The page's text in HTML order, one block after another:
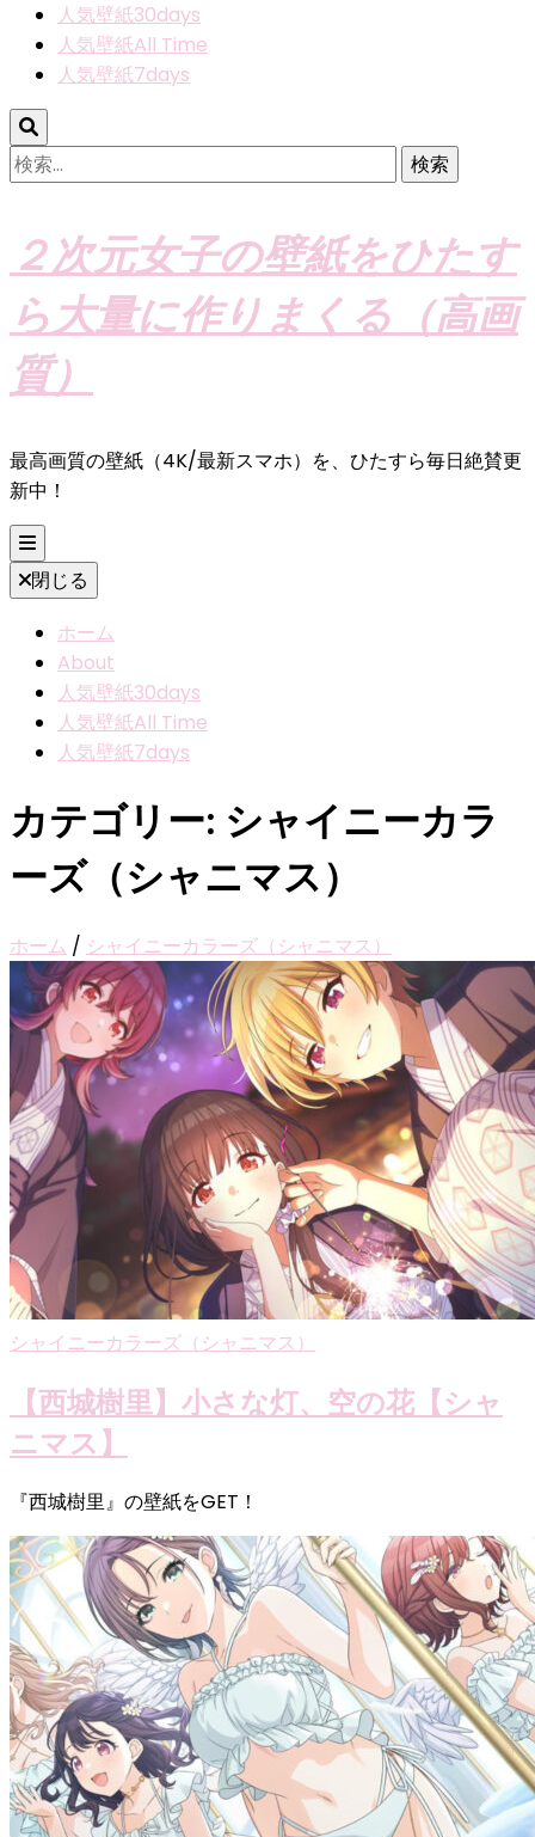
人気壁紙30days
人気壁紙All Time
人気壁紙7days
検
索:
２次元女子の壁紙をひたす
ら大量に作りまくる（高画
質）
最高画質の壁紙（4K/最新スマホ）を、ひたすら毎日絶賛更
新中！
閉じる
ホーム
About
人気壁紙30days
人気壁紙All Time
人気壁紙7days
カテゴリー: シャイニーカラ
ーズ（シャニマス）
ホーム / シャイニーカラーズ（シャニマス）
シャイニーカラーズ（シャニマス）
【西城樹里】小さな灯、空の花【シャ
ニマス】
『西城樹里』の壁紙をGET！